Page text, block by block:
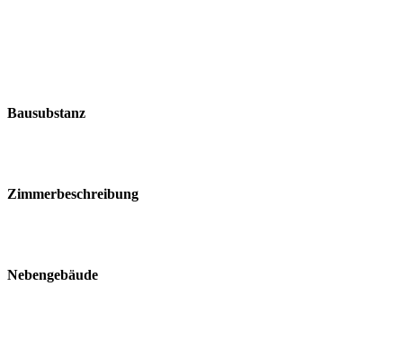
Bausubstanz
Zimmerbeschreibung
Nebengebäude